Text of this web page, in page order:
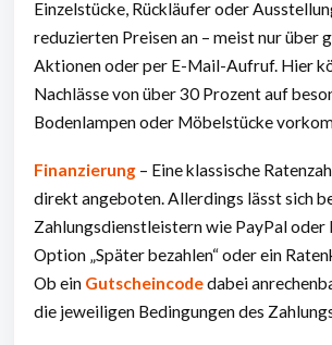
Einzelstücke, Rückläufer oder
reduzierten Preisen an – meist nur über
Aktionen oder per E-Mail-Aufruf. Hier
Nachlässe von über 30 Prozent auf
Bodenlampen oder Möbelstücke
Finanzierung – Eine klassische
direkt angeboten. Allerdings lässt sich
Zahlungsdienstleistern wie PayPal oder
Option „Später bezahlen“ oder ein
Ob ein Gutscheincodedabei
die jeweiligen Bedingungen des